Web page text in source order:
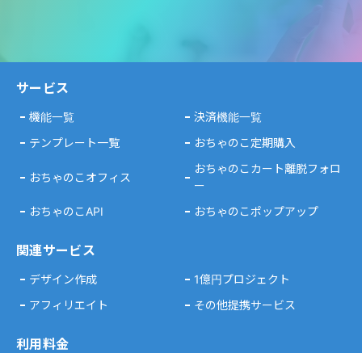
サービス
機能一覧
決済機能一覧
テンプレート一覧
おちゃのこ定期購入
おちゃのこオフィス
おちゃのこカート離脱フォロ
ー
おちゃのこAPI
おちゃのこポップアップ
関連サービス
デザイン作成
1億円プロジェクト
アフィリエイト
その他提携サービス
利用料金